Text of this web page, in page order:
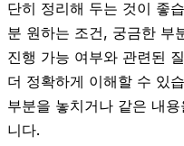
단히 정리해 두는 것이 좋
분 원하는 조건, 궁금한 부
진행 가능 여부와 관련된
더 정확하게 이해할 수 있
부분을 놓치거나 같은 내
니다.